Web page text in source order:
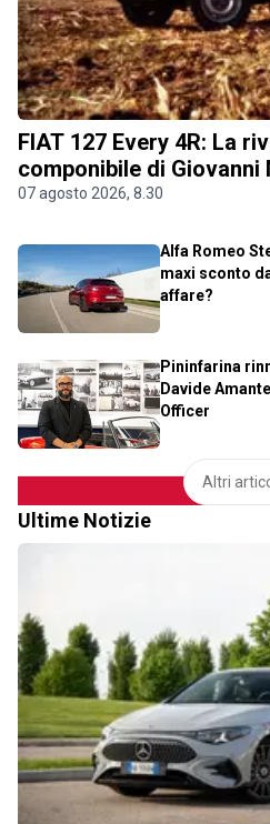
FIAT 127 Every 4R: La
componibile di Giovanni
07 agosto 2026, 8.30
Alfa Romeo
maxi sconto
affare?
Pininfarina
Davide
Officer
Altri
Ultime Notizie